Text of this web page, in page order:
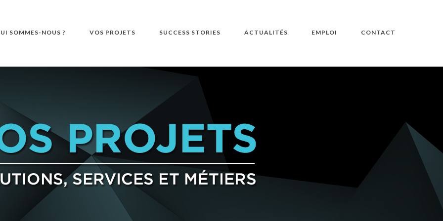
SOMMES-NOUS ? VOS PROJETS SUCCESS STORIES ACTUALITÉS EMPLOI CONTACT